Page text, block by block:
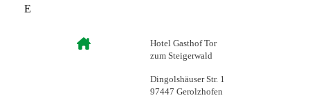
E
Hotel Gasthof Tor
zum Steigerwald
Dingolshäuser Str. 1
97447 Gerolzhofen